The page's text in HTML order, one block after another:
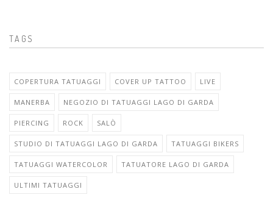
TAGS
COPERTURA TATUAGGI COVER UP TATTOO LIVE
MANERBA NEGOZIO DI TATUAGGI LAGO DI GARDA
PIERCING ROCK SALÒ
STUDIO DI TATUAGGI LAGO DI GARDA TATUAGGI BIKERS
TATUAGGI WATERCOLOR TATUATORE LAGO DI GARDA
ULTIMI TATUAGGI